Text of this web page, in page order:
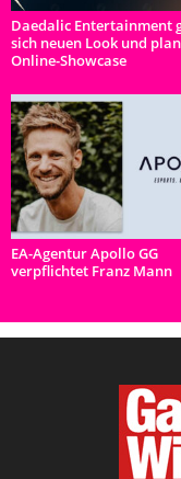
Daedalic Entertainment
sich neuen Look und
Online-Showcase
EA-Agentur Apollo GG
verpflichtet Franz Mann